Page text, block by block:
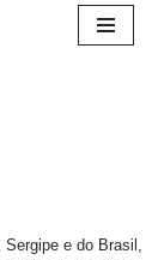
Sergipe e do Brasil,